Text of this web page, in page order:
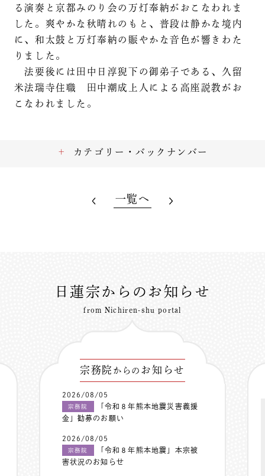
る演奏と京都みのり会の万灯奉納がおこなわれま
した。爽やかな秋晴れのもと、普段は静かな境内
に、和太鼓と万灯奉納の賑やかな音色が響きわた
りました。
法要後には田中日淳猊下の御弟子である、久留
米法瑞寺住職 田中潮成上人による高座説教がお
こなわれました。
カテゴリー・バックナンバー
一覧へ
日蓮宗からのお知らせ
from Nichiren-shu portal
宗務院 からの お知らせ
2026/08/05
宗務院
「令和８年熊本地震災害義援
金」勧募のお願い
2026/08/05
宗務院
「令和８年熊本地震」本宗被
害状況のお知らせ